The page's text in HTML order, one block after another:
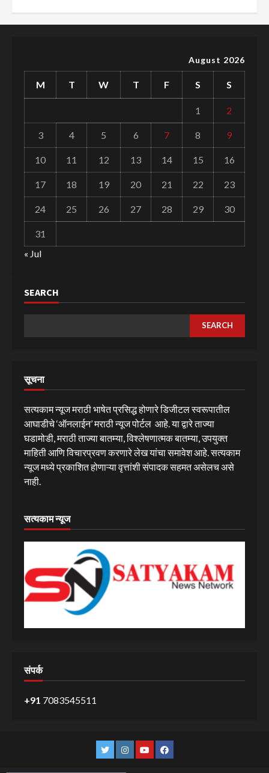
August 2026
M T W T F S S
1 2
3 4 5 6 7 8 9
10 11 12 13 14 15 16
17 18 19 20 21 22 23
24 25 26 27 28 29 30
31
« Jul
SEARCH
SEARCH
सूचना
सत्यकाम न्यूज मराठी भाषेत प्रसिद्ध होणारे डिजीटल स्वरूपातील
आघाडीचे ‘ऑनलाईन’ मराठी न्यूज पोर्टल आहे. या द्वारे ताज्या
घडामोडी, मराठी ताज्या बातम्या, विश्लेषणात्मक बातम्या, उपयुक्त
माहिती आणि विचारप्रवण करणारे लेख यांचा समावेश आहे. सत्यकाम
न्यूज मध्ये प्रकाशित होणाऱ्या वृत्तांशी संपादक सहमत असेलच असे
नाही.
सत्यकाम न्यूज
संपर्क
+91 7083545511
TwitterInstagram
YouTubeFacebook